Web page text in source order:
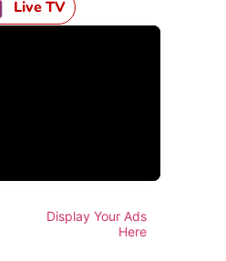
Live TV
Display Your Ads
Here